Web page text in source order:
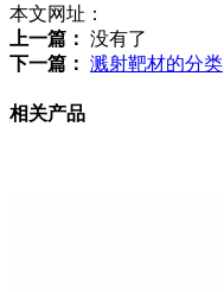
本文网址：
上一篇： 没有了
下一篇： 溅射靶材的分类
相关产品